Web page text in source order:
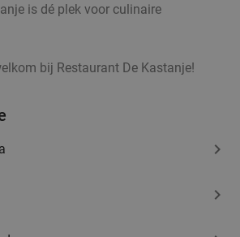
is dé plek voor culinaire
bij Restaurant De Kastanje!